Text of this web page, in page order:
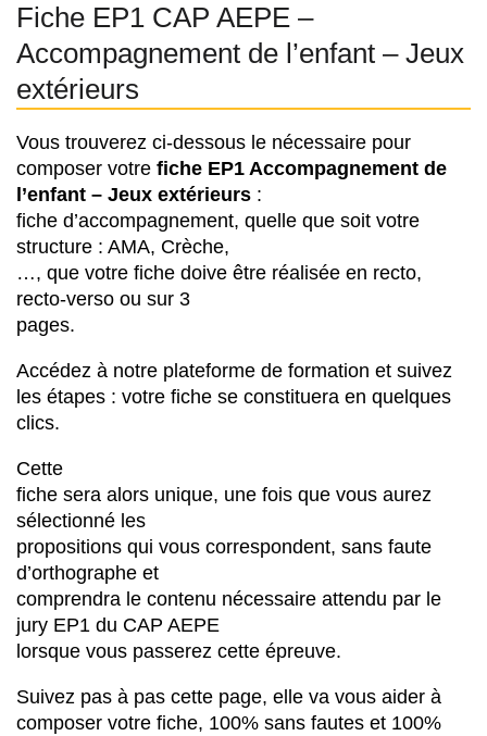
Fiche EP1 CAP AEPE –
Accompagnement de l’enfant – Jeux
extérieurs
Vous trouverez ci-dessous le nécessaire pour
composer votre fiche EP1 Accompagnement de
l’enfant – Jeux extérieurs :
fiche d’accompagnement, quelle que soit votre
structure : AMA, Crèche,
…, que votre fiche doive être réalisée en recto,
recto-verso ou sur 3
pages.
Accédez à notre plateforme de formation et suivez
les étapes : votre fiche se constituera en quelques
clics.
Cette
fiche sera alors unique, une fois que vous aurez
sélectionné les
propositions qui vous correspondent, sans faute
d’orthographe et
comprendra le contenu nécessaire attendu par le
jury EP1 du CAP AEPE
lorsque vous passerez cette épreuve.
Suivez pas à pas cette page, elle va vous aider à
composer votre fiche, 100% sans fautes et 100%